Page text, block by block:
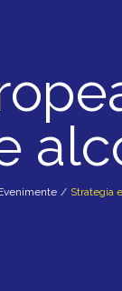
/ Strategia